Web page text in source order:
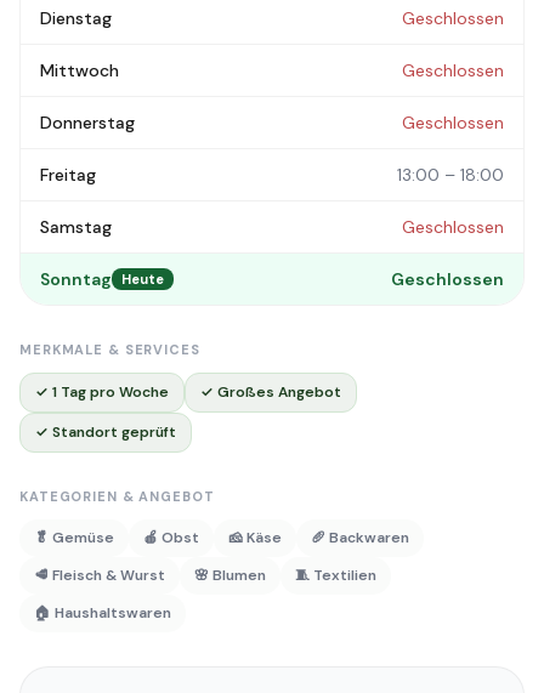
Dienstag Geschlossen
Mittwoch Geschlossen
Donnerstag Geschlossen
Freitag 13:00 – 18:00
Samstag Geschlossen
Sonntag Heute Geschlossen
MERKMALE & SERVICES
✓ 1 Tag pro Woche ✓ Großes Angebot
✓ Standort geprüft
KATEGORIEN & ANGEBOT
🥬 Gemüse 🍎 Obst 🧀 Käse
🥖 Backwaren
🥩 Fleisch & Wurst
🌸 Blumen
🧵 Textilien
🏠 Haushaltswaren